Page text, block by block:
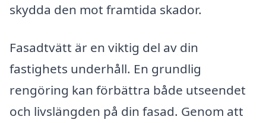
skydda den mot framtida skador.
Fasadtvätt är en viktig del av din
fastighets underhåll. En grundlig
rengöring kan förbättra både utseendet
och livslängden på din fasad. Genom att